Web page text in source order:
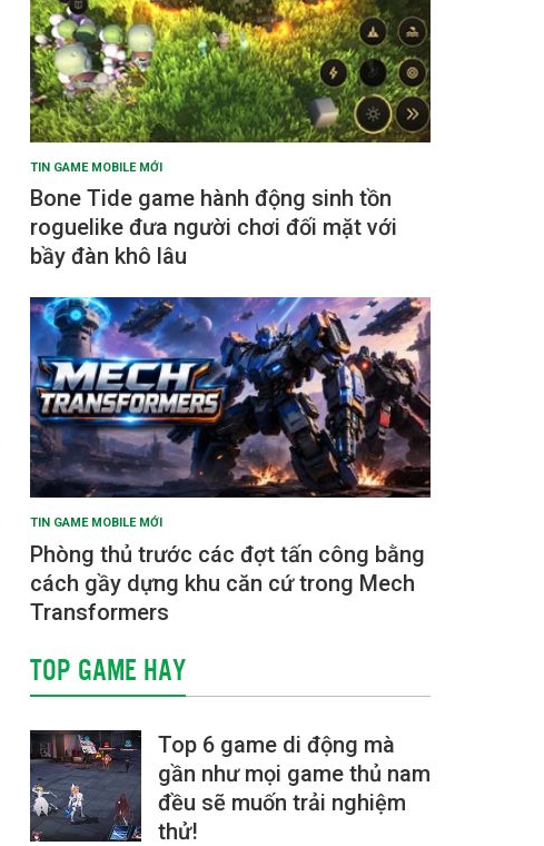
TIN GAME MOBILE MỚI
Bone Tide game hành động sinh tồn
roguelike đưa người chơi đối mặt với
bầy đàn khô lâu
TIN GAME MOBILE MỚI
Phòng thủ trước các đợt tấn công bằng
cách gầy dựng khu căn cứ trong Mech
Transformers
TOP GAME HAY
Top 6 game di động mà
gần như mọi game thủ nam
đều sẽ muốn trải nghiệm
thử!